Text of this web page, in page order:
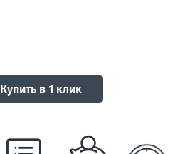
Купить в 1 клик